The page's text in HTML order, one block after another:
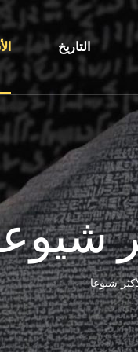
التاريخ
شيوعا